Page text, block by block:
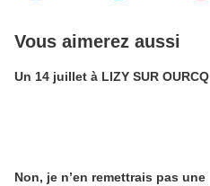
Vous aimerez aussi
Un 14 juillet à LIZY SUR OURCQ
Non, je n’en remettrais pas une